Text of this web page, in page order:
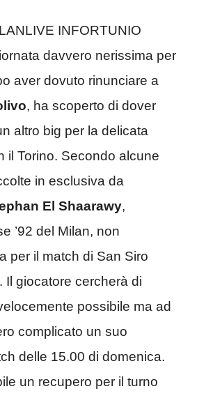
INFORTUNIO
davvero nerissima per
aver dovuto rinunciare a
, ha scoperto di dover
altro big per la delicata
il Torino. Secondo alcune
in esclusiva da
El Shaarawy,
’92 del Milan, non
per il match di San Siro
Il giocatore cercherà di
possibile ma ad
complicato un suo
delle 15.00 di domenica.
un recupero per il turno